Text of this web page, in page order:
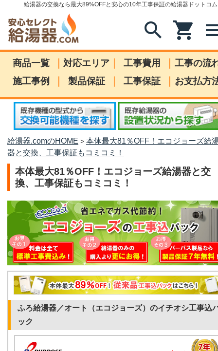
給湯器の交換なら最大89%OFFと安心の10年工事保証の給湯器ドットコム
search shopping_cart
商品一覧 | 対応エリア | 工事費用 | 工事の流
施工事例
| 製品保証 | 工事保証 | お支払方
給湯器.comのHOME > 本体最大81％OFF！エコジョーズ給
器と交換、工事保証もコミコミ！
本体最大81％OFF！エコジョーズ給湯器と交
換、工事保証もコミコミ！
ふろ給湯器／オート（エコジョーズ）のイチオシ工事込
ック